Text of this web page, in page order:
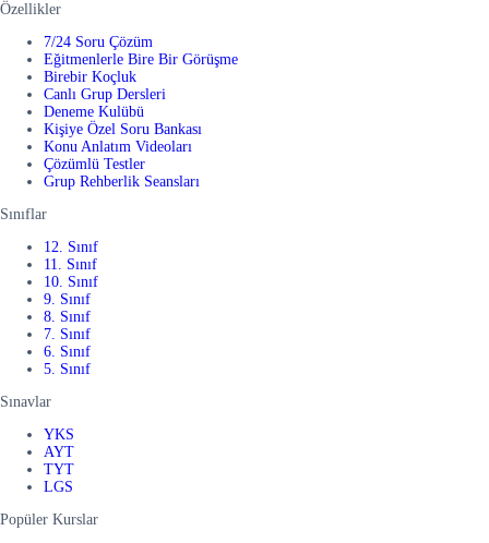
Özellikler
7/24 Soru Çözüm
Eğitmenlerle Bire Bir Görüşme
Birebir Koçluk
Canlı Grup Dersleri
Deneme Kulübü
Kişiye Özel Soru Bankası
Konu Anlatım Videoları
Çözümlü Testler
Grup Rehberlik Seansları
Sınıflar
12. Sınıf
11. Sınıf
10. Sınıf
9. Sınıf
8. Sınıf
7. Sınıf
6. Sınıf
5. Sınıf
Sınavlar
YKS
AYT
TYT
LGS
Popüler Kurslar